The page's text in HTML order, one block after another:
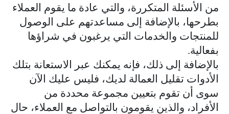
من الأسئلة المتكررة، والتي عادة ما يقوم العملاء
بطرحها، بالإضافة إلى مساعدتهم على الوصول
للمنتجات والخدمات التي يرغبون في شراؤها
بفعالية.
بالإضافة إلى ذلك، فإنه يمكنك عبر الاستعانة بتلك
الأدوات تقليل العمالة لديك، فليس عليك الآن
سوى أن تقوم بتعيين مجموعة محددة من
الأفراد، والذين يقومون بالتواصل مع العملاء، حال